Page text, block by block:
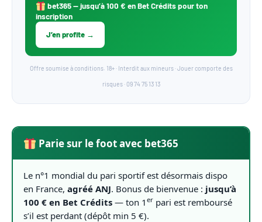
bet365— jusqu’à 100 € en Bet Crédits pour ton
inscription
J’en profite →
Offre soumise à conditions. 18+ · Interdit aux mineurs · Jouer comporte des
risques · 09 74 75 13 13
Parie sur le foot avec bet365
Le n°1 mondial du pari sportif est désormais dispo
en France, agréé ANJ. Bonus de bienvenue : jusqu’à
100 € en Bet Crédits — ton 1 er pari est remboursé
s’il est perdant (dépôt min 5 €).